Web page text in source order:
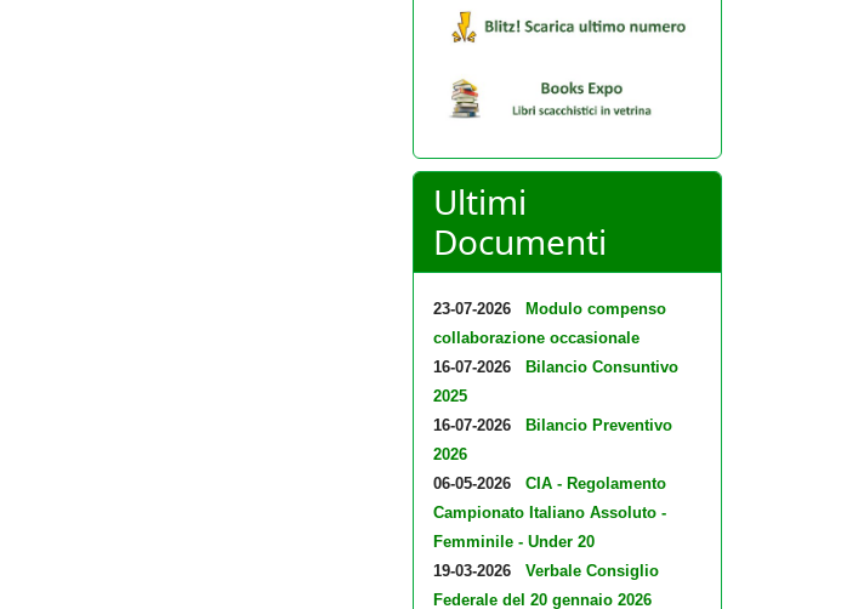
Ultimi
Documenti
23-07-2026
Modulo compenso
collaborazione occasionale
16-07-2026
Bilancio Consuntivo
2025
16-07-2026
Bilancio Preventivo
2026
06-05-2026
CIA - Regolamento
Campionato Italiano Assoluto -
Femminile - Under 20
19-03-2026
Verbale Consiglio
Federale del 20 gennaio 2026